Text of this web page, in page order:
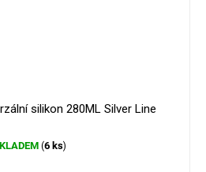
silikon 280ML Silver Line
(6 ks)